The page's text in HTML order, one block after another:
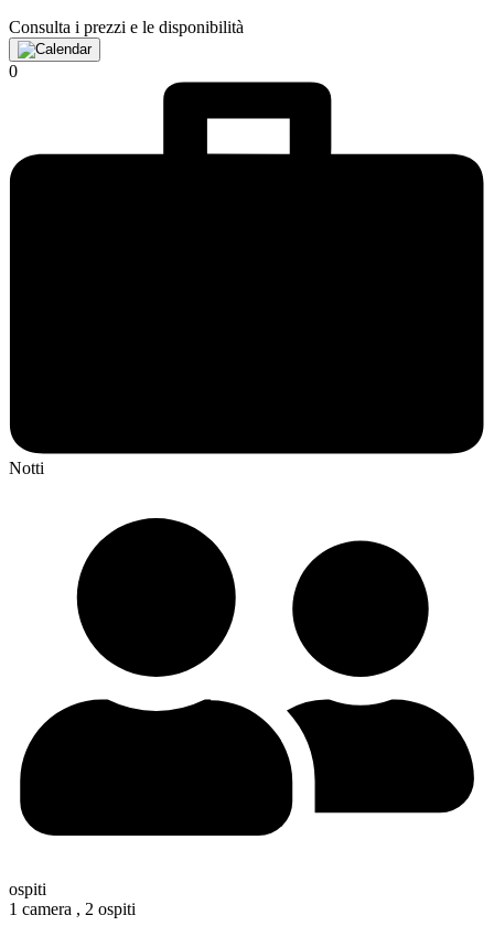
Consulta i prezzi e le disponibilità
0
Notti
ospiti
1 camera , 2 ospiti